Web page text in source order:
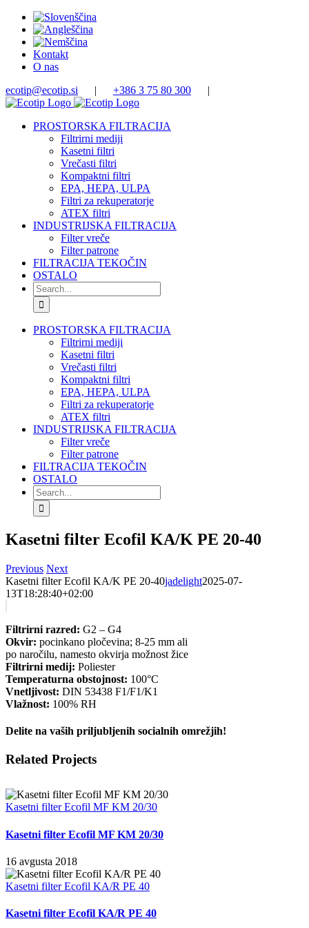
Skip
content
Kontakt
O nas
ecotip@ecotip.si | +386 3 75 80 300 |
PROSTORSKA FILTRACIJA
Filtrirni mediji
Kasetni filtri
Vrečasti filtri
Kompaktni filtri
EPA, HEPA, ULPA
Filtri za rekuperatorje
ATEX filtri
INDUSTRIJSKA FILTRACIJA
Filter vreče
Filter patrone
FILTRACIJA TEKOČIN
OSTALO
Search
for:
PROSTORSKA FILTRACIJA
Filtrirni mediji
Kasetni filtri
Vrečasti filtri
Kompaktni filtri
EPA, HEPA, ULPA
Filtri za rekuperatorje
ATEX filtri
INDUSTRIJSKA FILTRACIJA
Filter vreče
Filter patrone
FILTRACIJA TEKOČIN
OSTALO
Search
for:
Kasetni filter Ecofil KA/K PE 20-40
Previous Next
Kasetni filter Ecofil KA/K PE 20-40jadelight2025-07-
13T18:28:40+02:00
Filtrirni razred: G2 – G4
Okvir: pocinkano pločevina; 8-25 mm ali
po naročilu, namesto okvirja možnost žice
Filtrirni medij: Poliester
Temperaturna obstojnost: 100°C
Vnetljivost: DIN 53438 F1/F1/K1
Vlažnost: 100% RH
Delite na vaših priljubljenih socialnih omrežjih!
Facebook
X
LinkedIn
WhatsApp
Pinterest
Email
Related Projects
Kasetni filter Ecofil MF KM 20/30
Kasetni filter Ecofil MF KM 20/30
16 avgusta 2018
Kasetni filter Ecofil KA/R PE 40
Kasetni filter Ecofil KA/R PE 40